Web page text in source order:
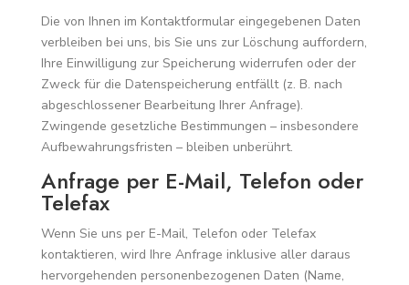
Die von Ihnen im Kontaktformular eingegebenen Daten
verbleiben bei uns, bis Sie uns zur Löschung auffordern,
Ihre Einwilligung zur Speicherung widerrufen oder der
Zweck für die Datenspeicherung entfällt (z. B. nach
abgeschlossener Bearbeitung Ihrer Anfrage).
Zwingende gesetzliche Bestimmungen – insbesondere
Aufbewahrungsfristen – bleiben unberührt.
Anfrage per E-Mail, Telefon oder
Telefax
Wenn Sie uns per E-Mail, Telefon oder Telefax
kontaktieren, wird Ihre Anfrage inklusive aller daraus
hervorgehenden personenbezogenen Daten (Name,